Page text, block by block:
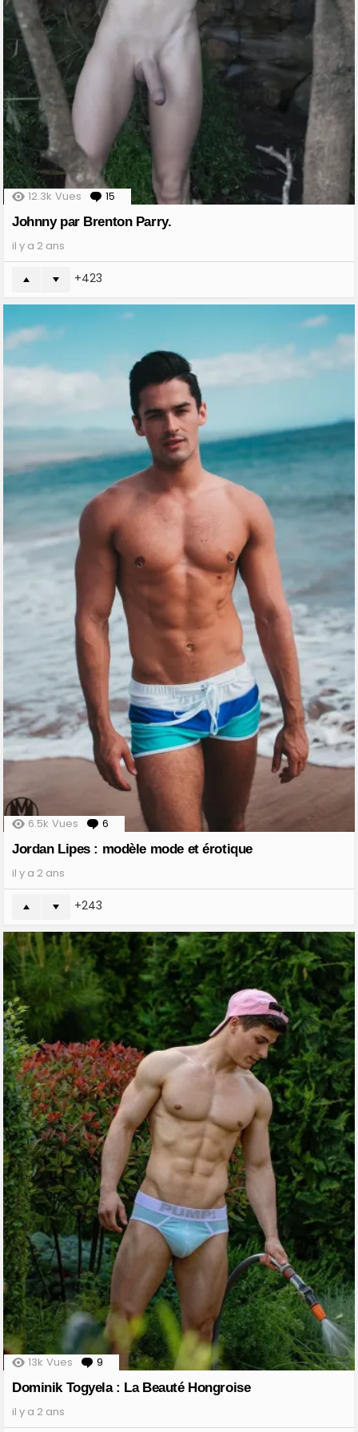
12.3k Vues 15
Comments
Johnny par Brenton Parry.
il y a 2 ans
423
6.5k Vues 6
Comments
Jordan Lipes : modèle mode et érotique
il y a 2 ans
243
13k Vues 9
Comments
Dominik Togyela : La Beauté Hongroise
il y a 2 ans